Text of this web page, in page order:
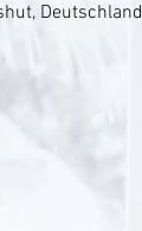
Deutschland